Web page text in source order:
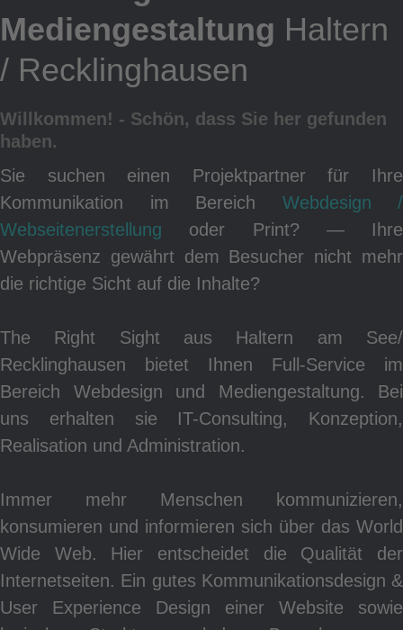
Mediengestaltung Haltern
/ Recklinghausen
Willkommen! - Schön, dass Sie her gefunden
haben.
Sie suchen einen Projektpartner für Ihre
Kommunikation im Bereich Webdesign /
Webseitenerstellung oder Print? ― Ihre
Webpräsenz gewährt dem Besucher nicht mehr
die richtige Sicht auf die Inhalte?
The Right Sight aus Haltern am See/
Recklinghausen bietet Ihnen Full-Service im
Bereich Webdesign und Mediengestaltung. Bei
uns erhalten sie IT-Consulting, Konzeption,
Realisation und Administration.
Immer mehr Menschen kommunizieren,
konsumieren und informieren sich über das World
Wide Web. Hier entscheidet die Qualität der
Internetseiten. Ein gutes Kommunikationsdesign &
User Experience Design einer Website sowie